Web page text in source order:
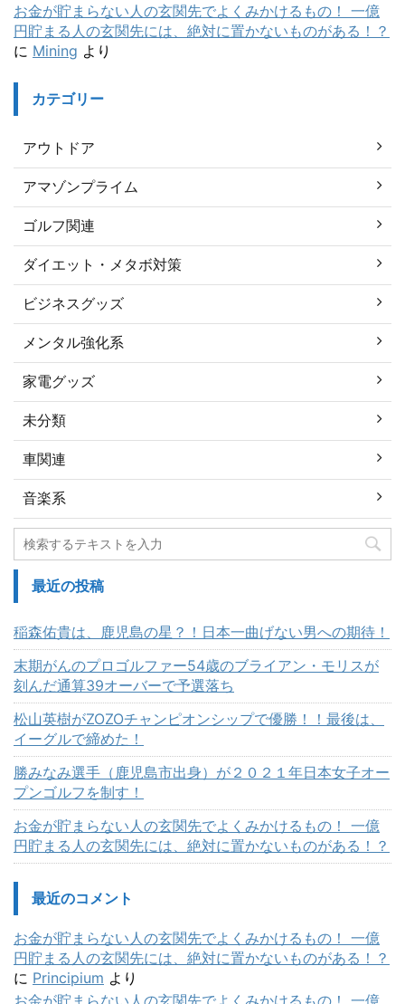
お金が貯まらない人の玄関先でよくみかけるもの！ 一億
円貯まる人の玄関先には、絶対に置かないものがある！？
に Mining より
カテゴリー
アウトドア
アマゾンプライム
ゴルフ関連
ダイエット・メタボ対策
ビジネスグッズ
メンタル強化系
家電グッズ
未分類
車関連
音楽系
最近の投稿
稲森佑貴は、鹿児島の星？！日本一曲げない男への期待！
末期がんのプロゴルファー54歳のブライアン・モリスが
刻んだ通算39オーバーで予選落ち
松山英樹がZOZOチャンピオンシップで優勝！！最後は、
イーグルで締めた！
勝みなみ選手（鹿児島市出身）が２０２１年日本女子オー
プンゴルフを制す！
お金が貯まらない人の玄関先でよくみかけるもの！ 一億
円貯まる人の玄関先には、絶対に置かないものがある！？
最近のコメント
お金が貯まらない人の玄関先でよくみかけるもの！ 一億
円貯まる人の玄関先には、絶対に置かないものがある！？
に Principium より
お金が貯まらない人の玄関先でよくみかけるもの！ 一億